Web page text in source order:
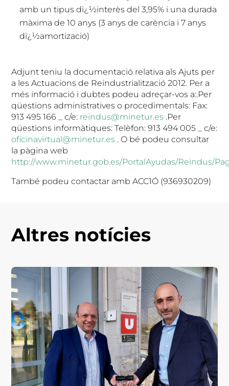
amb un tipus dï¿½interès del 3,95% i una durada
màxima de 10 anys (3 anys de carència i 7 anys
dï¿½amortizació)
Adjunt teniu la documentació relativa als Ajuts per
a les Actuacions de Reindustrialització 2012. Per a
més informació i dubtes podeu adreçar-vos a:.Per
qüestions administratives o procedimentals: Fax:
913 495 166 _ c/e: reindus@minetur.es .Per
qüestions informàtiques: Telèfon: 913 494 005 _ c/e:
oficinavirtual@minetur.es . O bé podeu consultar
la pàgina web
http://www.minetur.gob.es/PortalAyudas/Reindus/
També podeu contactar amb ACC1Ó (936930209)
Altres notícies